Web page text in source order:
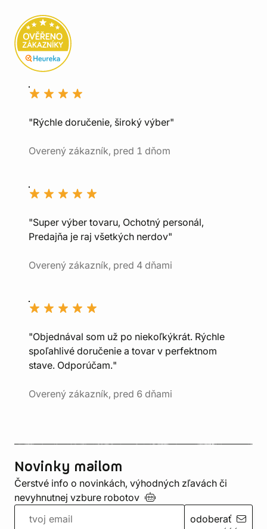
"Rýchle doručenie, široký výber"
Overený zákazník, pred 1 dňom
"Super výber tovaru, Ochotný personál,
Predajňa je raj všetkých nerdov"
Overený zákazník, pred 4 dňami
"Objednával som už po niekoľkýkrát. Rýchle
spoľahlivé doručenie a tovar v perfektnom
stave. Odporúčam."
Overený zákazník, pred 6 dňami
Novinky mailom
Čerstvé info o novinkách, výhodných zľavách či
nevyhnutnej vzbure robotov
odoberať